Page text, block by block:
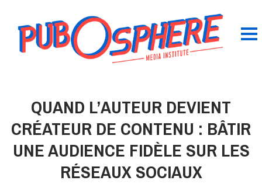
QUAND L’AUTEUR DEVIENT
CRÉATEUR DE CONTENU : BÂTIR
UNE AUDIENCE FIDÈLE SUR LES
RÉSEAUX SOCIAUX